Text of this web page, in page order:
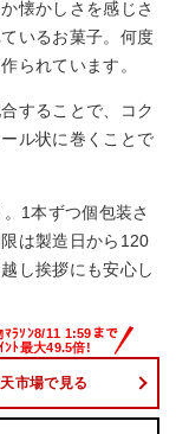
懐かしさを感じさ
いるお菓子。何度
られています。
することで、コク
ル状に巻くことで
1本ずつ個包装さ
は製造日から120
し挨拶にも安心し
市場で見る